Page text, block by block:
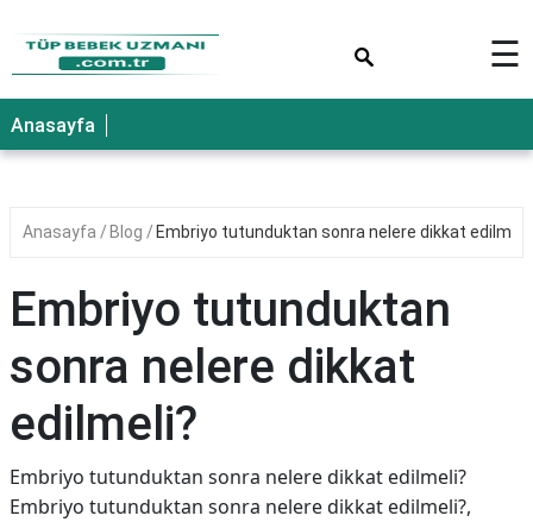
☰
Anasayfa
Anasayfa Blog Embriyo tutunduktan sonra nelere dikkat
Embriyo tutunduktan
sonra nelere dikkat
edilmeli?
Embriyo tutunduktan sonra nelere dikkat edilmeli?
Embriyo tutunduktan sonra nelere dikkat edilmeli?,